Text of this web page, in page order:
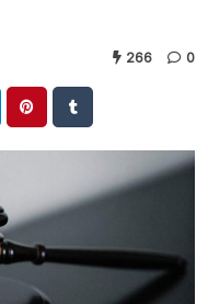
266 0